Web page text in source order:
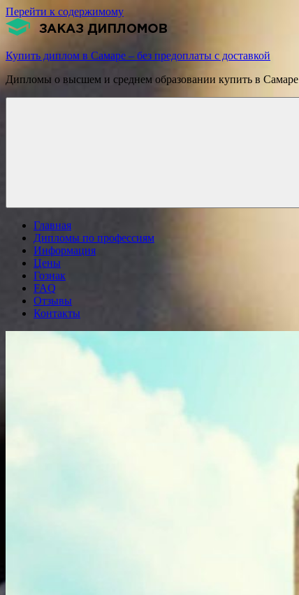
Перейти к содержимому
Купить диплом в Самаре – без предоплаты с доставкой
Дипломы о высшем и среднем образовании купить в
Главная
Дипломы по профессиям
Информация
Цены
Гознак
FAQ
Отзывы
Контакты